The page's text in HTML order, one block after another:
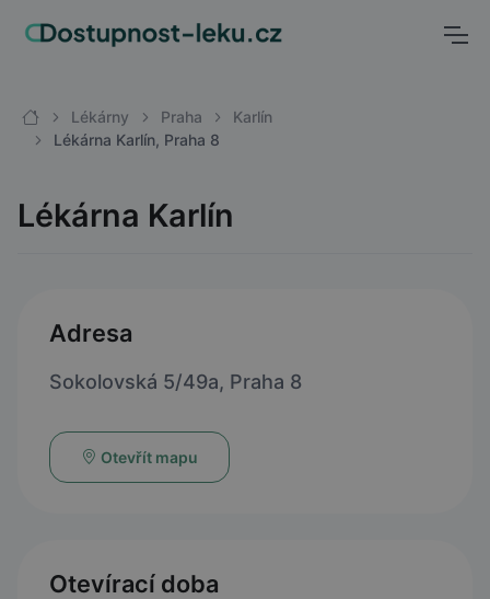
Lékárny Praha
Karlín
Lékárna Karlín, Praha 8
Lékárna Karlín
Adresa
Sokolovská 5/49a, Praha 8
Otevřít mapu
Otevírací doba